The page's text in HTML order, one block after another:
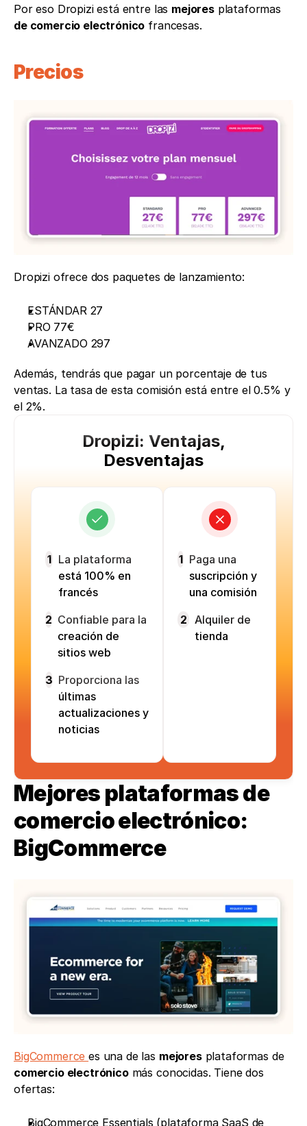
Por eso Dropizi está entre las mejores
de comercio electrónico francesas.
Precios
Dropizi ofrece dos paquetes de lanzamiento:
ESTÁNDAR 27
PRO 77€
AVANZADO 297
Además, tendrás que pagar un porcentaje de tus
ventas. La tasa de esta comisión está entre el 0.5% y
el 2%.
Dropizi: Ventajas,
Desventajas
1 La plataforma
está 100% en
francés
2 Confiable para la
creación de
sitios web
3 Proporciona las
últimas
actualizaciones y
noticias
1 Paga una
suscripción y
una comisión
2
Alquiler de
tienda
Mejores plataformas de
comercio electrónico:
BigCommerce
BigCommerce es una de las mejores
plataformas de
comercio electrónico más conocidas. Tiene dos
ofertas:
BigCommerce Essentials (plataforma SaaS de